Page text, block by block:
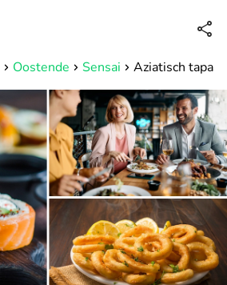
Disponible jusqu'à 23:00 heures
Oostende Sensai Aziatisch